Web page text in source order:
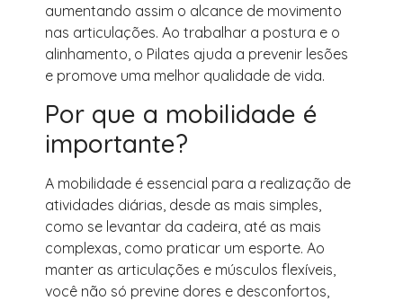
aumentando assim o alcance de movimento
nas articulações. Ao trabalhar a postura e o
alinhamento, o Pilates ajuda a prevenir lesões
e promove uma melhor qualidade de vida.
Por que a mobilidade é
importante?
A mobilidade é essencial para a realização de
atividades diárias, desde as mais simples,
como se levantar da cadeira, até as mais
complexas, como praticar um esporte. Ao
manter as articulações e músculos flexíveis,
você não só previne dores e desconfortos,